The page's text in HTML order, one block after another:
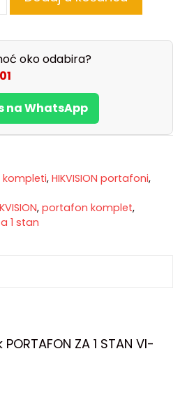
oko odabira?
na WhatsApp
kompleti, HIKVISION portafoni,
, portafon komplet,
1 stan
PORTAFON ZA 1 STAN VI-